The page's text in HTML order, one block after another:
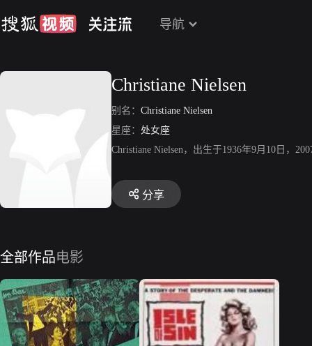
导航
Christiane Nielsen
别名： Christiane Nielsen
星座： 处女座
Christiane Nielsen，出生于1936年9月10日，
分享
全部作品电影